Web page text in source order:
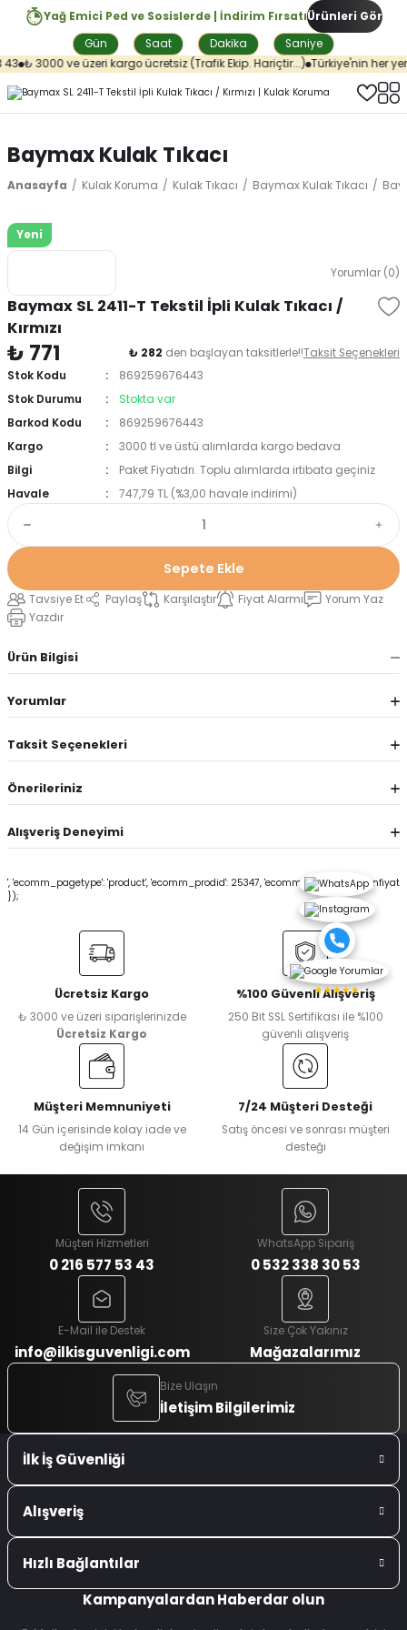
Yağ Emici Ped ve Sosislerde | İndirim Fırsatı
Gün
Saat Dakika Saniye
Ürünleri Gör
₺ 3000 ve üzeri kargo ücretsiz (Trafik Ekip. Hariçtir...) Türkiye'nin her
Baymax Kulak Tıkacı
Anasayfa Kulak Koruma Kulak Tıkacı Baymax Kulak Tıkacı
Yeni
Yorumlar (0)
Baymax SL 2411-T Tekstil İpli Kulak Tıkacı /
Kırmızı
₺ 771 ₺ 282 den başlayan taksitlerle!!Taksit Seçenekleri
Stok Kodu
869259676443
Stok Durumu
Stokta var
Barkod Kodu
869259676443
Kargo
3000 tl ve üstü alımlarda kargo bedava
Bilgi
Paket Fiyatıdrı. Toplu alımlarda irtibata geçiniz
Havale
747,79 TL (%3,00 havale indirimi)
Sepete Ekle
Tavsiye Et Paylaş Karşılaştır Fiyat Alarmı
Yorum Yaz
Yazdır
Ürün Bilgisi
Yorumlar
Taksit Seçenekleri
Önerileriniz
Alışveriş Deneyimi
', 'ecomm_pagetype': 'product', 'ecomm_prodid': 25347, 'ecomm_totalvalue': sonfiyat
});
Ücretsiz Kargo
₺ 3000 ve üzeri siparişlerinizde
Ücretsiz Kargo
%100 Güvenli Alışveriş
250 Bit SSL Sertifikası ile %100
güvenli alışveriş
Müşteri Memnuniyeti
14 Gün içerisinde kolay iade ve
değişim imkanı
7/24 Müşteri Desteği
Satış öncesi ve sonrası müşteri
desteği
Müşteri Hizmetleri
0 216 577 53 43
WhatsApp Sipariş
0 532 338 30 53
E-Mail ile Destek
info@ilkisguvenligi.com
Size Çok Yakınız
Mağazalarımız
Bize Ulaşın
İletişim Bilgilerimiz
İlk İş Güvenliği
Alışveriş
Hızlı Bağlantılar
★★★★★
Kampanyalardan Haberdar olun